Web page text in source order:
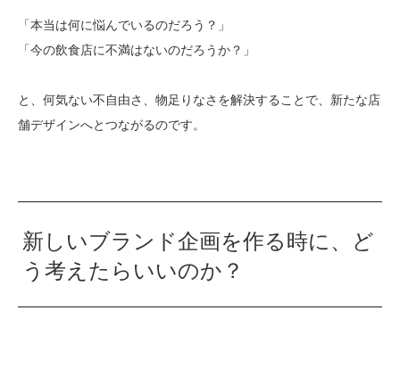
「本当は何に悩んでいるのだろう？」
「今の飲食店に不満はないのだろうか？」
と、何気ない不自由さ、物足りなさを解決することで、新たな店
舗デザインへとつながるのです。
新しいブランド企画を作る時に、ど
う考えたらいいのか？